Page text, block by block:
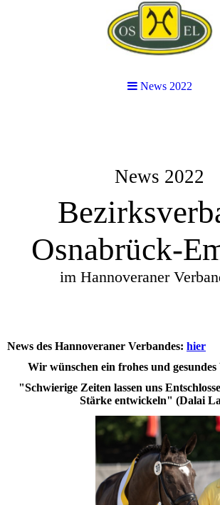
News 2022
Osnabrück-
im Hannoveraner
News des Hannoveraner Verbandes: hier
Wir wünschen ein frohes und gesundes
"Schwierige Zeiten lassen uns
Stärke entwickeln" (Dalai
News 2022